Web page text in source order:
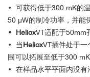
• 可获得低于300 mK的
50 μW的制冷功率，并能
• HelioxVT适配于50mm
• 当HelioxVT插件处于一
围可以拓展至低于300 mK
• 在样品水平平面内没